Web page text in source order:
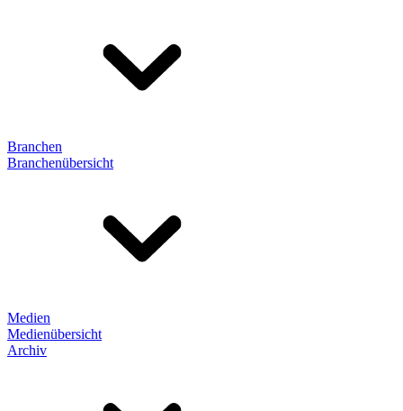
Branchen
Branchenübersicht
Medien
Medienübersicht
Archiv